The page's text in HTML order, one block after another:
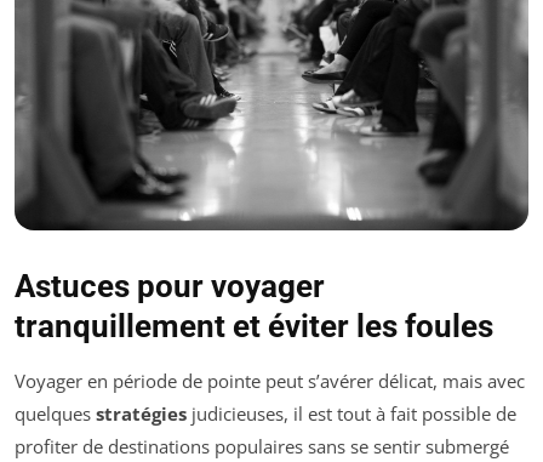
Astuces pour voyager
tranquillement et éviter les foules
Voyager en période de pointe peut s’avérer délicat, mais avec
quelques stratégies judicieuses, il est tout à fait possible de
profiter de destinations populaires sans se sentir submergé